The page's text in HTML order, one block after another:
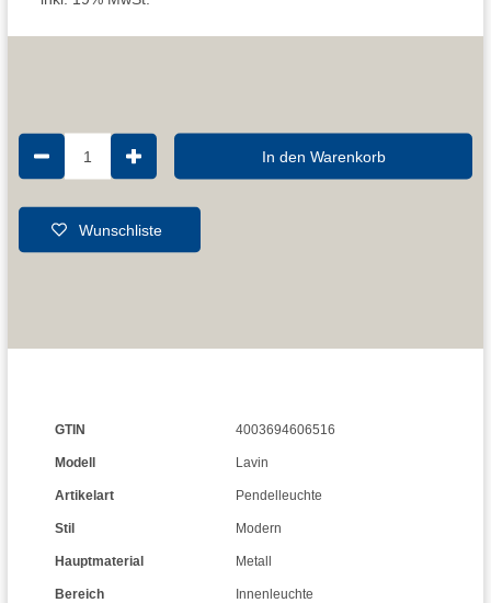
1 In den Warenkorb
Wunschliste
GTIN 4003694606516
Modell Lavin
Artikelart Pendelleuchte
Stil Modern
Hauptmaterial Metall
Bereich Innenleuchte